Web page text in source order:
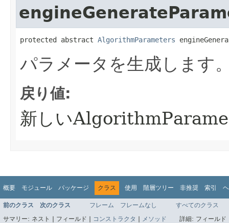
protected abstract AlgorithmParameters
パラメータを生成します
戻り値:
新しい
概要 モジュール パッケージ クラス 使用 階層ツリー 非推奨 索引
前のクラス 次のクラス フレーム フレームなし
すべてのクラス
サマリー: ネスト | フィールド | コンストラクタ | メソッド 詳細: フィール